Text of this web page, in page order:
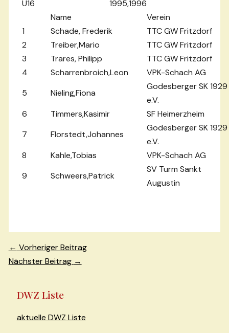
U16
1995,1996
Name
Verein
1
Schade, Frederik
TTC GW Fritzdorf
2
Treiber,Mario
TTC GW Fritzdorf
3
Trares, Philipp
TTC GW Fritzdorf
4
Scharrenbroich,Leon
VPK-Schach AG
5
Nieling,Fiona
Godesberger SK 1929
e.V.
6
Timmers,Kasimir
SF Heimerzheim
7
Florstedt,Johannes
Godesberger SK 1929
e.V.
8
Kahle,Tobias
VPK-Schach AG
9
Schweers,Patrick
SV Turm Sankt
Augustin
Beitragsnavigation
← Vorheriger Beitrag
Nächster Beitrag →
DWZ Liste
aktuelle DWZ Liste